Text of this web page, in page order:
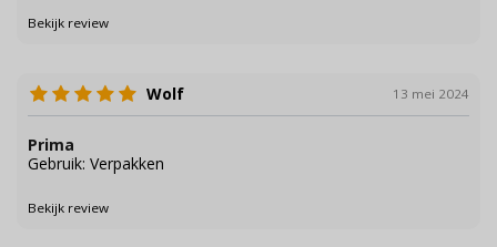
Bekijk review
Wolf 13 mei 2024
Prima
Gebruik: Verpakken
Bekijk review